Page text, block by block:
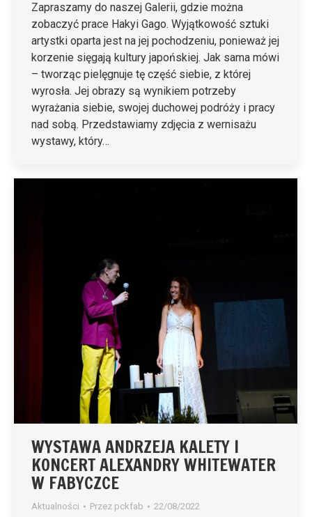
Zapraszamy do naszej Galerii, gdzie można
zobaczyć prace Hakyi Gago. Wyjątkowość sztuki
artystki oparta jest na jej pochodzeniu, ponieważ jej
korzenie sięgają kultury japońskiej. Jak sama mówi
– tworząc pielęgnuje tę część siebie, z której
wyrosła. Jej obrazy są wynikiem potrzeby
wyrażania siebie, swojej duchowej podróży i pracy
nad sobą. Przedstawiamy zdjęcia z wernisażu
wystawy, który…
WYSTAWA ANDRZEJA KALETY I
KONCERT ALEXANDRY WHITEWATER
W FABYCZCE
Aktualności Przez pckfab 22/08/2022